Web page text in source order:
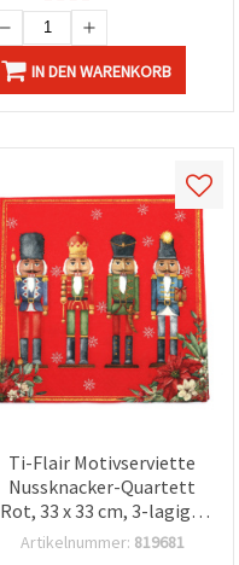
IN DEN WARENKORB
Ti-Flair Motivserviette
Nussknacker-Quartett
Rot, 33 x 33 cm, 3-lagig –
1 Stück
Artikelnummer: 819681